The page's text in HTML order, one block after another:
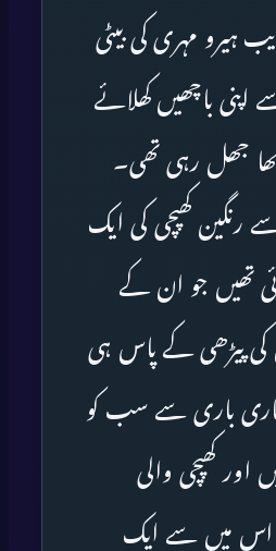
ہیرو مہری کی بیٹی
باچھیں کھلائے
جھل رہی تھی۔
رنگین کھپچی کی ایک
تھیں جو ان کے
پیڑھی کے پاس ہی
باری سے سب کو
اور کھپچی والی
اس میں سے ایک